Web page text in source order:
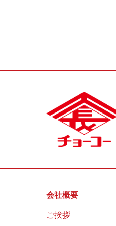
会社概要
ご挨拶